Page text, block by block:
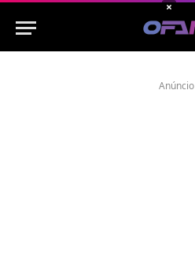
Anúncio
×